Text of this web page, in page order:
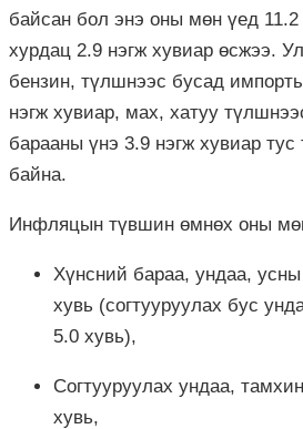
байсан бол энэ оны мөн үед
хурдац 2.9 нэгж хувиар өсжээ.
бензин, түлшнээс бусад
нэгж хувиар, мах, хатуу
барааны үнэ 3.9 нэгж хувиар тус
байна.
Инфляцын түвшин өмнөх оны
Хүнсний бараа, ундаа,
хувь (согтууруулах бус
5.0 хувь),
Согтууруулах ундаа,
хувь,